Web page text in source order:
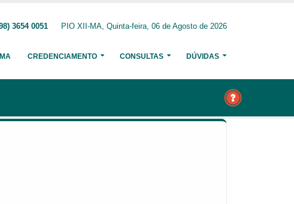
3654 0051 PIO XII-MA, Quinta-feira, 06 de Agosto de 2026
CREDENCIAMENTO CONSULTAS DÚVIDAS